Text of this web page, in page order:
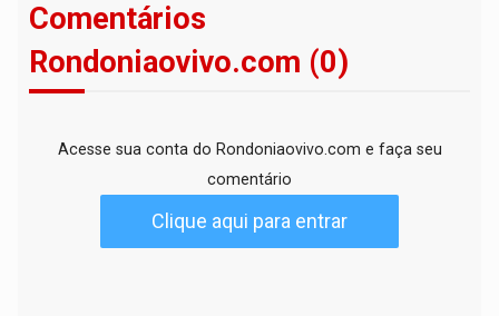
Comentários
Rondoniaovivo.com (0)
Acesse sua conta do Rondoniaovivo.com e faça seu
comentário
Clique aqui para entrar